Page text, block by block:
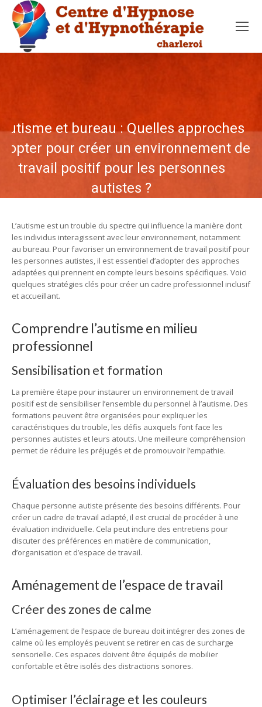
et bureau : Quelles approches
pour créer un environnement de
travail positif pour les personnes
autistes ?
L’autisme est un trouble du spectre qui influence la manière dont
les individus interagissent avec leur environnement, notamment
au bureau. Pour favoriser un environnement de travail positif pour
les personnes autistes, il est essentiel d’adopter des approches
adaptées qui prennent en compte leurs besoins spécifiques. Voici
quelques stratégies clés pour créer un cadre professionnel inclusif
et accueillant.
Comprendre l’autisme en milieu
professionnel
Sensibilisation et formation
La première étape pour instaurer un environnement de travail
positif est de sensibiliser l’ensemble du personnel à l’autisme. Des
formations peuvent être organisées pour expliquer les
caractéristiques du trouble, les défis auxquels font face les
personnes autistes et leurs atouts. Une meilleure compréhension
permet de réduire les préjugés et de promouvoir l’empathie.
Évaluation des besoins individuels
Chaque personne autiste présente des besoins différents. Pour
créer un cadre de travail adapté, il est crucial de procéder à une
évaluation individuelle. Cela peut inclure des entretiens pour
discuter des préférences en matière de communication,
d’organisation et d’espace de travail.
Aménagement de l’espace de travail
Créer des zones de calme
L’aménagement de l’espace de bureau doit intégrer des zones de
calme où les employés peuvent se retirer en cas de surcharge
sensorielle. Ces espaces doivent être équipés de mobilier
confortable et être isolés des distractions sonores.
Optimiser l’éclairage et les couleurs